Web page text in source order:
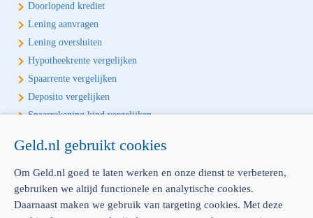
Doorlopend krediet
Lening aanvragen
Lening oversluiten
Hypotheekrente vergelijken
Spaarrente vergelijken
Deposito vergelijken
Spaarrekening kind vergelijken
Écht onafhankelijk vergelijken
Geld.nl is de écht onafhankelijke vergelijker voor je verzekeringen en
bankproducten. Vergelijk, kies het beste product voor jou en betaal
geen euro te veel!
Geld.nl gebruikt cookies
Om Geld.nl goed te laten werken en onze dienst te verbeteren,
gebruiken we altijd functionele en analytische cookies.
Daarnaast maken we gebruik van targeting cookies. Met deze